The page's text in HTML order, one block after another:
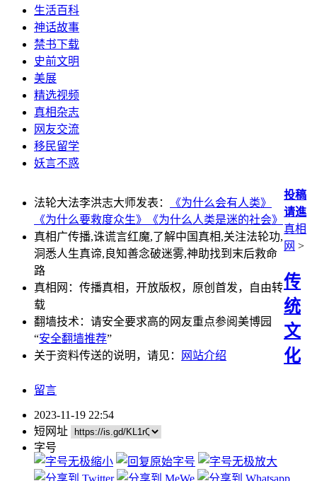
生活百科
神话故事
禁书下载
史前文明
美展
精选视频
真相杂志
网友交流
移民留学
妖言不惑
法轮大法李洪志大师发表：
《为什么会有人类》
《为什么要救度众生》
《为什么人类是迷的社会》
真相广传播,诛谎言红魔,了解中国真相,关注法轮功,
洞悉人生真谛,良知善念破迷雾,神助找到末后救命
路
真相网：传播真相，开放版权，原创首发，自由转
载
翻墙技术：请安全要求高的网友重点参阅美博园
“安全翻墙推荐”
关于资料传送的说明，请见：
网站介绍
投稿
请進
真相
网 >
传
统
文
化
留言
2023-11-19 22:54
短网址
字号